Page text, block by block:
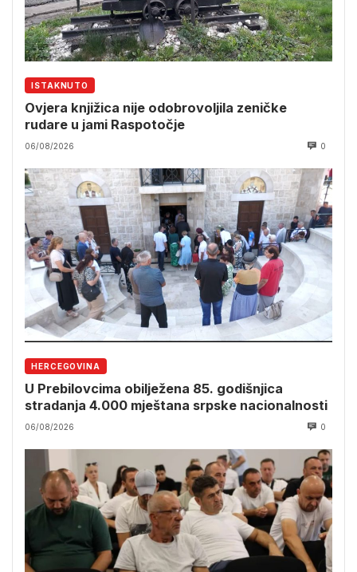
ISTAKNUTO
Ovjera knjižica nije odobrovoljila zeničke
rudare u jami Raspotočje
06/08/2026 0
HERCEGOVINA
U Prebilovcima obilježena 85. godišnjica
stradanja 4.000 mještana srpske nacionalnosti
06/08/2026 0